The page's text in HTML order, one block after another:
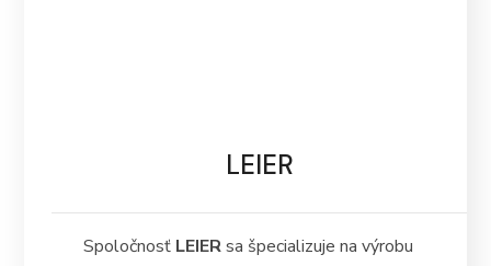
LEIER
Spoločnosť LEIERsa špecializuje na výrobu